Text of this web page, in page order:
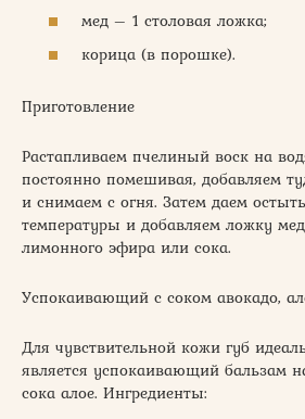
мед – 1 столовая ложка;
корица (в порошке).
Приготовление
Растапливаем пчелиный воск на
постоянно помешивая, добавляем
и снимаем с огня. Затем даем
температуры и добавляем ложку
лимонного эфира или сока.
Успокаивающий с соком авокадо,
Для чувствительной кожи губ
является успокаивающий бальзам
сока алое. Ингредиенты: